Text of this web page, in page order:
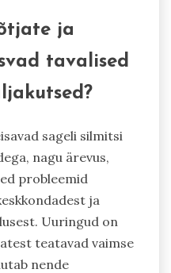
ja
tavalised
sageli silmitsi
nagu ärevus,
probleemid
ja
Uuringud on
teatavad vaimse
nende